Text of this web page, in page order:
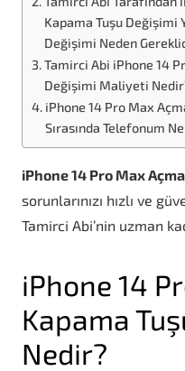
Kapama Tuşu Değişimi
Değişimi Neden
Tamirci Abi iPhone 14
Değişimi Maliyeti
iPhone 14 Pro Max
Sırasında Telefonum
iPhone 14 Pro Max
sorunlarınızı hızlı ve
Tamirci Abi’nin uzman
iPhone 14
Kapama
Nedir?